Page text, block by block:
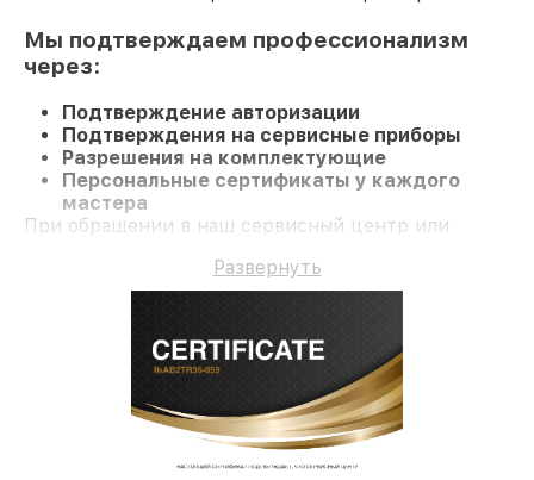
Мы подтверждаем профессионализм
через:
Подтверждение авторизации
Подтверждения на сервисные приборы
Разрешения на комплектующие
Персональные сертификаты у каждого
мастера
При обращении в наш сервисный центр или
гарантируется качественный ремонт и
официальную гарантию до 3 лет.
Развернуть